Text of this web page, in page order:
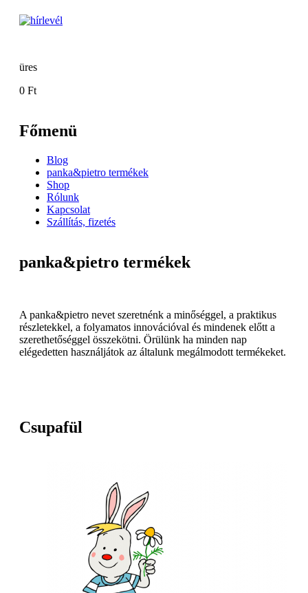
üres
0 Ft
Főmenü
Blog
panka&pietro termékek
Shop
Rólunk
Kapcsolat
Szállítás, fizetés
panka&pietro termékek
A panka&pietro nevet szeretnénk a minőséggel, a praktikus
részletekkel, a folyamatos innovációval és mindenek előtt a
szerethetőséggel összekötni. Örülünk ha minden nap
elégedetten használjátok az általunk megálmodott termékeket.
Csupafül